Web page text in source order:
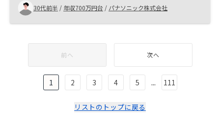
30代前半 / 年収700万円台 / パナソニック株式会社
前へ 次へ
1 2 3 4 5 ... 111
リストのトップに戻る